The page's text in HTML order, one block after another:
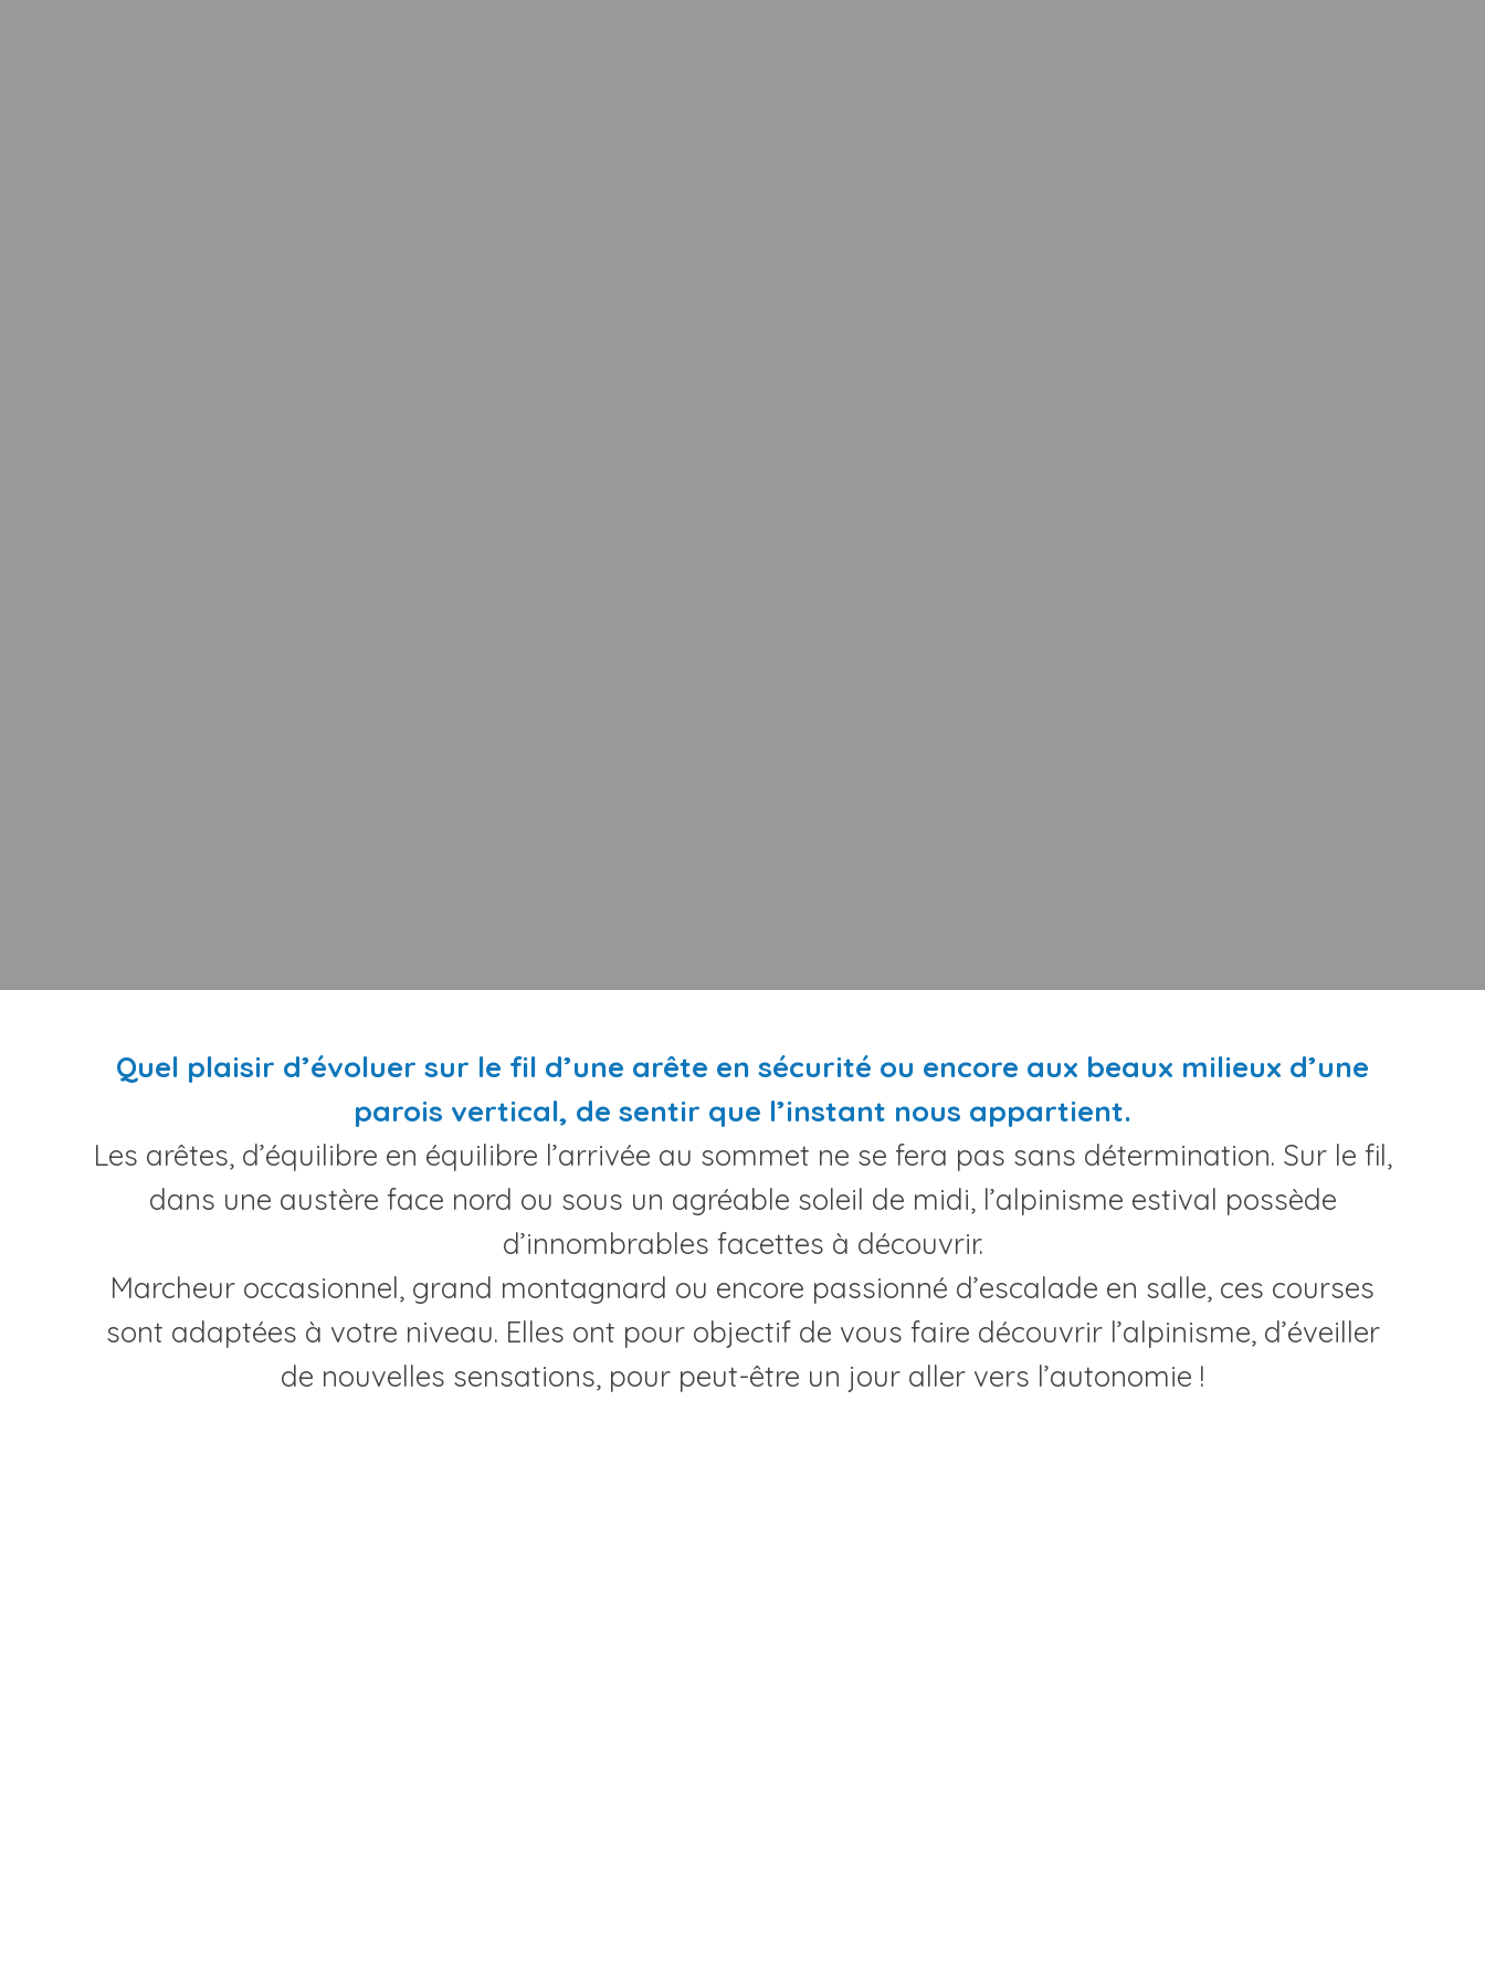
Quel plaisir d’évoluer sur le fil d’une arête en sécurité ou encore aux beaux milieux d’une
parois vertical, de sentir que l’instant nous appartient.
Les arêtes, d’équilibre en équilibre l’arrivée au sommet ne se fera pas sans détermination. Sur le fil,
dans une austère face nord ou sous un agréable soleil de midi, l’alpinisme estival possède
d’innombrables facettes à découvrir.
Marcheur occasionnel, grand montagnard ou encore passionné d’escalade en salle, ces courses
sont adaptées à votre niveau. Elles ont pour objectif de vous faire découvrir l’alpinisme, d’éveiller
de nouvelles sensations, pour peut-être un jour aller vers l’autonomie !